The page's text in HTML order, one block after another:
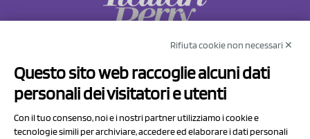
Via Prov.le Sassuolo Vignola 315/1
41057 Spilamberto (MO)
Rifiuta cookie non necessari ✕
Questo sito web raccoglie alcuni dati
personali dei visitatori e utenti
Con il tuo consenso, noi e i nostri partner utilizziamo i cookie e
tecnologie simili per archiviare, accedere ed elaborare i dati personali